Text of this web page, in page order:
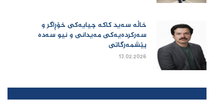
خاڵە سەید کاکە چیایەکی خۆڕاگر و
سەرکردەیەکی مەیدانی و نیو سەدە
پێشمەرگاتی
13.02.2026